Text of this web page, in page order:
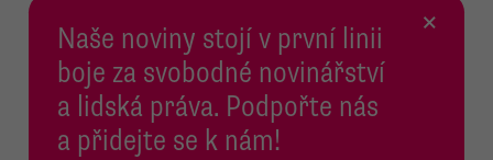
Naše noviny stojí v první linii
boje za svobodné novinářství
a lidská práva. Podpořte nás
a přidejte se k nám!
×